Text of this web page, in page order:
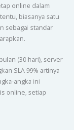
online dalam
biasanya satu
sebagai standar
(30 hari), server
SLA 99% artinya
angka ini
online, setiap